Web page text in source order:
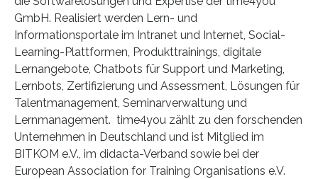
GmbH. Realisiert werden Lern- und
Informationsportale im Intranet und Internet, Social-
Learning-Plattformen, Produkttrainings, digitale
Lernangebote, Chatbots für Support und Marketing,
Lernbots, Zertifizierung und Assessment, Lösungen für
Talentmanagement, Seminarverwaltung und
Lernmanagement. time4you zählt zu den forschenden
Unternehmen in Deutschland und ist Mitglied im
BITKOM e.V., im didacta-Verband sowie bei der
European Association for Training Organisations e.V.